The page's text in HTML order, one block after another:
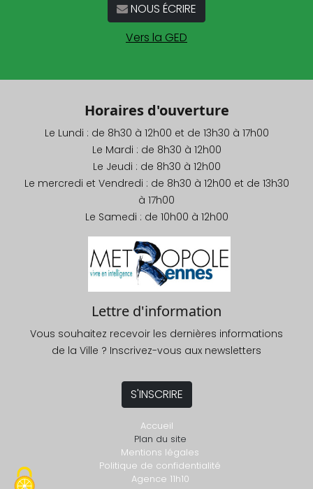
NOUS ÉCRIRE
Vers la GED
Horaires d'ouverture
Le Lundi : de 8h30 à 12h00 et de 13h30 à 17h00
Le Mardi : de 8h30 à 12h00
Le Jeudi : de 8h30 à 12h00
Le mercredi et Vendredi : de 8h30 à 12h00 et de 13h30
à 17h00
Le Samedi : de 10h00 à 12h00
Lettre d'information
Vous souhaitez recevoir les dernières informations
de la Ville ? Inscrivez-vous aux newsletters
S'INSCRIRE
Accueil
Plan du site
Mentions légales
Politique de confidentialité
Agence 11h10